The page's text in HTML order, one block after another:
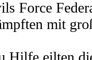
Force
mit